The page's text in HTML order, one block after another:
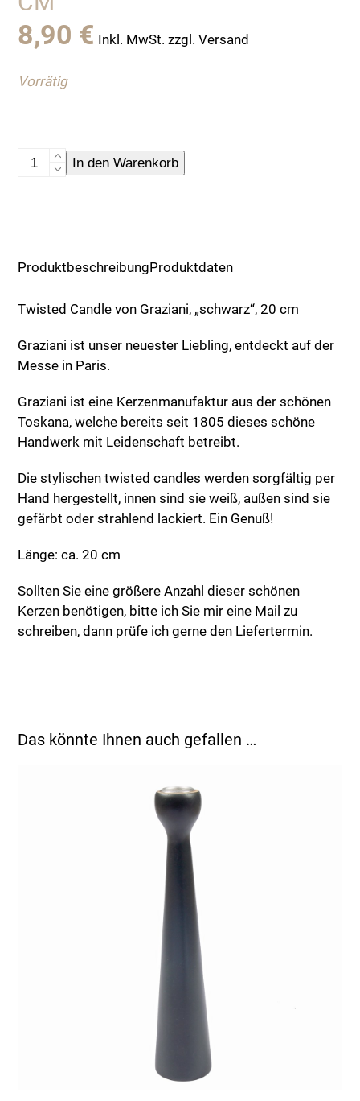
8,90 € Inkl. MwSt. zzgl. Versand
Vorrätig
Twisted In den Warenkorb
ProduktbeschreibungProduktdaten
Twisted Candle von Graziani, „schwarz“, 20 cm
Graziani ist unser neuester Liebling, entdeckt auf der
Messe in Paris.
Graziani ist eine Kerzenmanufaktur aus der schönen
Toskana, welche bereits seit 1805 dieses schöne
Handwerk mit Leidenschaft betreibt.
Die stylischen twisted candles werden sorgfältig per
Hand hergestellt, innen sind sie weiß, außen sind sie
gefärbt oder strahlend lackiert. Ein Genuß!
Länge: ca. 20 cm
Sollten Sie eine größere Anzahl dieser schönen
Kerzen benötigen, bitte ich Sie mir eine Mail zu
schreiben, dann prüfe ich gerne den Liefertermin.
Das könnte Ihnen auch gefallen …